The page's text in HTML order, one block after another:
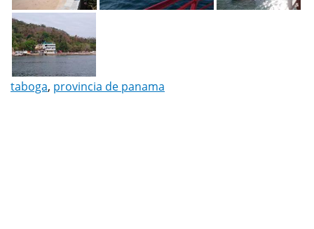
taboga, provincia de panama